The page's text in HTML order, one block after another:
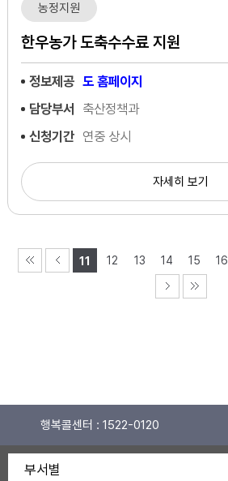
농정지원
한우농가 도축수수료 지원
정보제공 도 홈페이지
담당부서
축산정책과
신청기간 연중 상시
자세히 보기
11 12 13 14 15 16
행복콜센터 : 1522-0120
부서별